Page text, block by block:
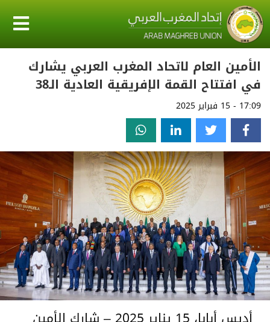
الأمين العام لاتحاد المغرب العربي يشارك
في افتتاح القمة الإفريقية العادية الـ38
17:09 - 15 فبراير 2025